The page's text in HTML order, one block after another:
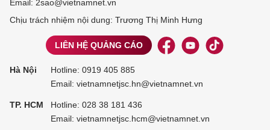
Email: 2sao@vietnamnet.vn
Chịu trách nhiệm nội dung: Trương Thị Minh Hưng
LIÊN HỆ QUẢNG CÁO
Hà Nội Hotline: 0919 405 885
Email: vietnamnetjsc.hn@vietnamnet.vn
TP. HCM Hotline: 028 38 181 436
Email: vietnamnetjsc.hcm@vietnamnet.vn